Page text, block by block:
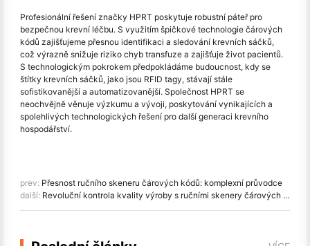
Profesionální řešení značky HPRT poskytuje robustní páteř pro
bezpečnou krevní léčbu. S využitím špičkové technologie čárových
kódů zajišťujeme přesnou identifikaci a sledování krevních sáčků,
což výrazně snižuje riziko chyb transfuze a zajišťuje život pacientů.
S technologickým pokrokem předpokládáme budoucnost, kdy se
štítky krevních sáčků, jako jsou RFID tagy, stávají stále
sofistikovanější a automatizovanější. Společnost HPRT se
neochvějně věnuje výzkumu a vývoji, poskytování vynikajících a
spolehlivých technologických řešení pro další generaci krevního
hospodářství.
prev: Přesnost ručního skeneru čárových kódů: komplexní průvodce
další: Revoluční kontrola kvality výroby s ručními skenery čárových kódů HPRT